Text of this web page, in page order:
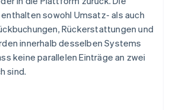
sowohl Umsatz- als auch
Rückerstattungen und
innerhalb desselben Systems
keine parallelen Einträge an zwei
sind.